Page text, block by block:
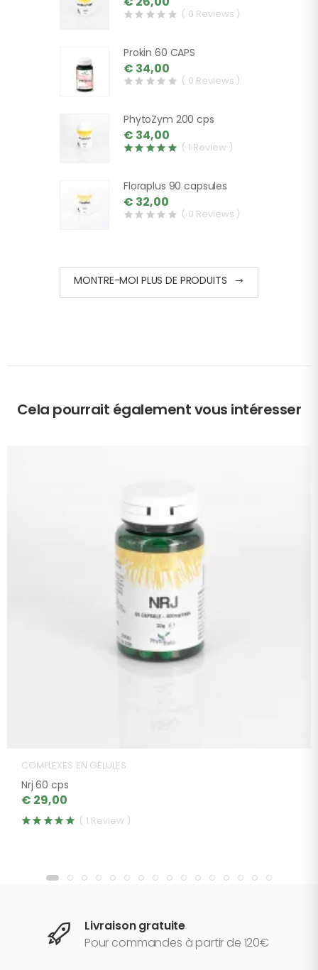
( 0 Reviews )
Prokin 60 CAPS
€ 34,00
( 0 Reviews )
PhytoZym 200 cps
€ 34,00
( 1 Review )
Floraplus 90 capsules
€ 32,00
( 0 Reviews )
MONTRE-MOI PLUS DE PRODUITS
Cela pourrait également vous intéresser
COMPLEXES EN GÉLULES
Nrj 60 cps
€ 29,00
( 1 Review )
Livraison gratuite
Pour commandes à partir de 120€